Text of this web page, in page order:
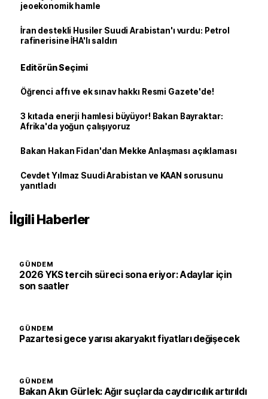
jeoekonomik hamle
İran destekli Husiler Suudi Arabistan'ı vurdu: Petrol
rafinerisine İHA'lı saldırı
Editörün Seçimi
Öğrenci affı ve ek sınav hakkı Resmi Gazete'de!
3 kıtada enerji hamlesi büyüyor! Bakan Bayraktar:
Afrika'da yoğun çalışıyoruz
Bakan Hakan Fidan'dan Mekke Anlaşması açıklaması
Cevdet Yılmaz Suudi Arabistan ve KAAN sorusunu
yanıtladı
İlgili Haberler
GÜNDEM
2026 YKS tercih süreci sona eriyor: Adaylar için
son saatler
GÜNDEM
Pazartesi gece yarısı akaryakıt fiyatları değişecek
GÜNDEM
Bakan Akın Gürlek: Ağır suçlarda caydırıcılık artırıldı